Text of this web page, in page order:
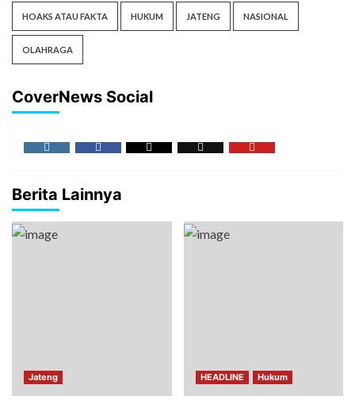
HOAKS ATAU FAKTA HUKUM JATENG NASIONAL
OLAHRAGA
CoverNews Social
Berita Lainnya
Jateng HEADLINE Hukum